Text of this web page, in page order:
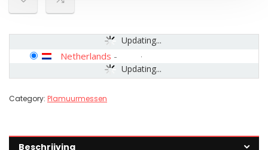
Updating...
Updating...
Netherlands -
Category: Plamuurmessen
Beschrijving